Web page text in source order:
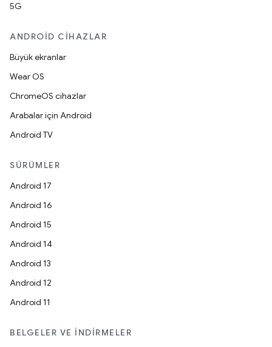
5G
ANDROID CIHAZLAR
Büyük ekranlar
Wear OS
ChromeOS cihazlar
Arabalar için Android
Android TV
SÜRÜMLER
Android 17
Android 16
Android 15
Android 14
Android 13
Android 12
Android 11
BELGELER VE İNDIRMELER